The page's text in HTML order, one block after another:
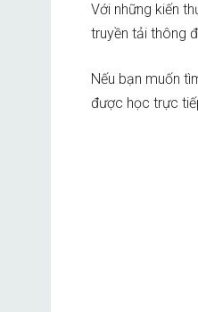
Với những kiến
truyền tải thông
Nếu bạn muốn
được học trực